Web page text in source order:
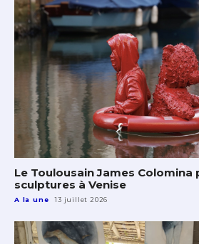
Le Toulousain James Colomina
sculptures à Venise
A la une 13 juillet 2026